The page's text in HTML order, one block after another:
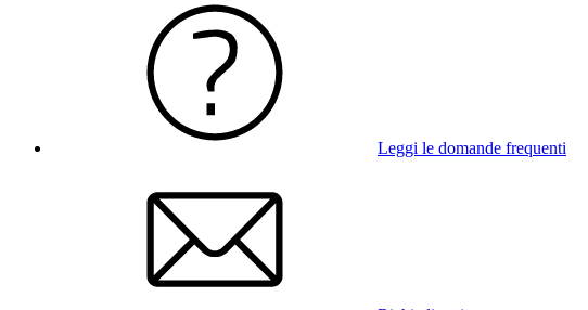
Leggi le domande frequenti